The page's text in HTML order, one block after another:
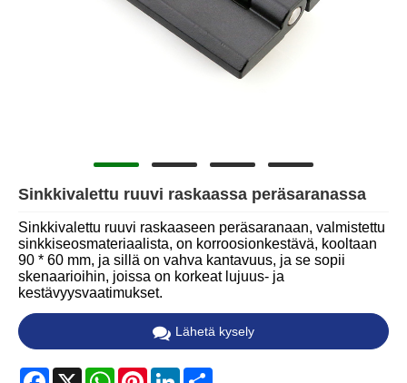
Sinkkivalettu ruuvi raskaassa peräsaranassa
Sinkkivalettu ruuvi raskaaseen peräsaranaan, valmistettu
sinkkiseosmateriaalista, on korroosionkestävä, kooltaan
90 * 60 mm, ja sillä on vahva kantavuus, ja se sopii
skenaarioihin, joissa on korkeat lujuus- ja
kestävyysvaatimukset.
Lähetä kysely
Facebook
X WhatsApp
PinterestLinkedIn